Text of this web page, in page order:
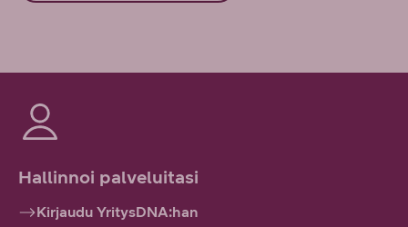
Hallinnoi palveluitasi
Kirjaudu YritysDNA:han